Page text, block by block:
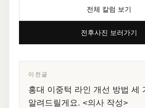
전체 칼럼 보기
전후사진 보러가기
이전글
홍대 이중턱 라인 개선 방법 세
알려드릴게요. <의사 작성>